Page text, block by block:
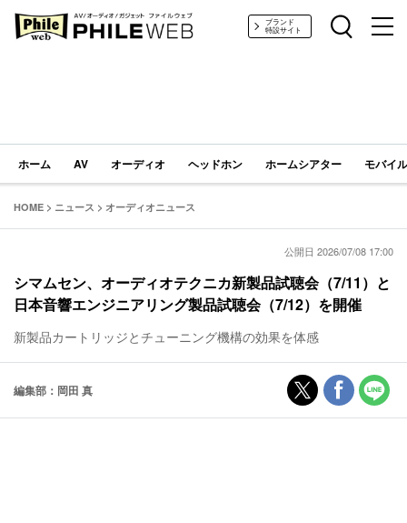
PHILE WEB｜AV/オーディオ/ガジェットブランド
特設サイト
ホーム AV オーディオ ヘッドホン ホームシアター モバイ
HOME > ニュース > オーディオニュース
公開日 2026/07/08 17:00
シマムセン、オーディオテクニカ新製品試聴会（7/11）と
日本音響エンジニアリング製品試聴会（7/12）を開催
新製品カートリッジとチューニング機構の効果を体感
編集部：岡田 真